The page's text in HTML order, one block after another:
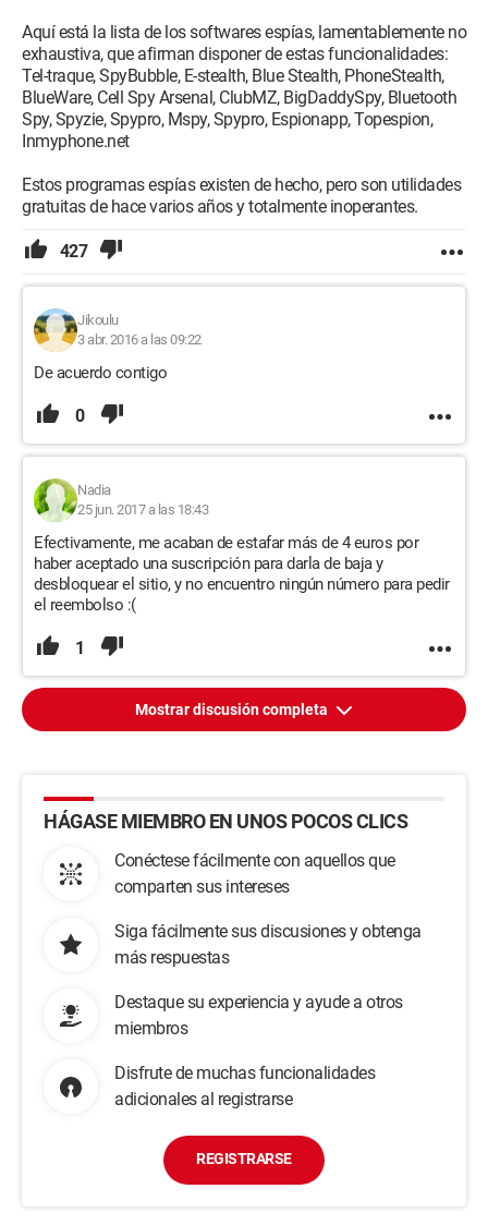
Aquí está la lista de los softwares espías, lamentablemente no
exhaustiva, que afirman disponer de estas funcionalidades:
Tel-traque, SpyBubble, E-stealth, Blue Stealth, PhoneStealth,
BlueWare, Cell Spy Arsenal, ClubMZ, BigDaddySpy, Bluetooth
Spy, Spyzie, Spypro, Mspy, Spypro, Espionapp, Topespion,
Inmyphone.net
Estos programas espías existen de hecho, pero son utilidades
gratuitas de hace varios años y totalmente inoperantes.
427
Jikoulu
3 abr. 2016 a las 09:22
De acuerdo contigo
0
Nadia
25 jun. 2017 a las 18:43
Efectivamente, me acaban de estafar más de 4 euros por
haber aceptado una suscripción para darla de baja y
desbloquear el sitio, y no encuentro ningún número para pedir
el reembolso :(
1
Mostrar discusión completa
HÁGASE MIEMBRO EN UNOS POCOS CLICS
Conéctese fácilmente con aquellos que
comparten sus intereses
Siga fácilmente sus discusiones y obtenga
más respuestas
Destaque su experiencia y ayude a otros
miembros
Disfrute de muchas funcionalidades
adicionales al registrarse
REGISTRARSE